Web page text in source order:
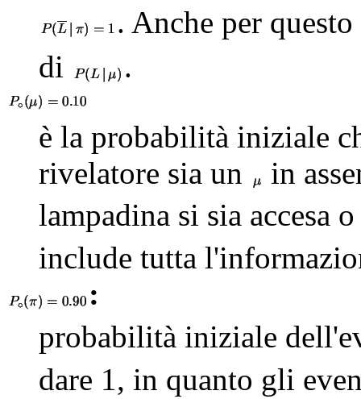
. Anche per
di
.
è la probabilità iniziale
rivelatore sia un
in
lampadina si sia accesa
include tutta
:
probabilità iniziale
dare 1, in quanto gli